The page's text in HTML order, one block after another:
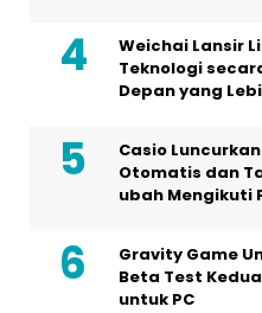
Weichai Lansir
Teknologi
Depan yang
Casio Luncurkan
Otomatis dan
ubah Mengikuti
Gravity Game
Beta Test
untuk PC